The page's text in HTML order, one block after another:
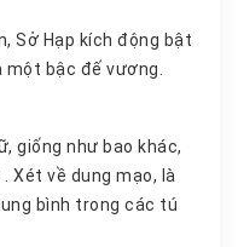
của một bậc đế vương.
về dung mạo, là